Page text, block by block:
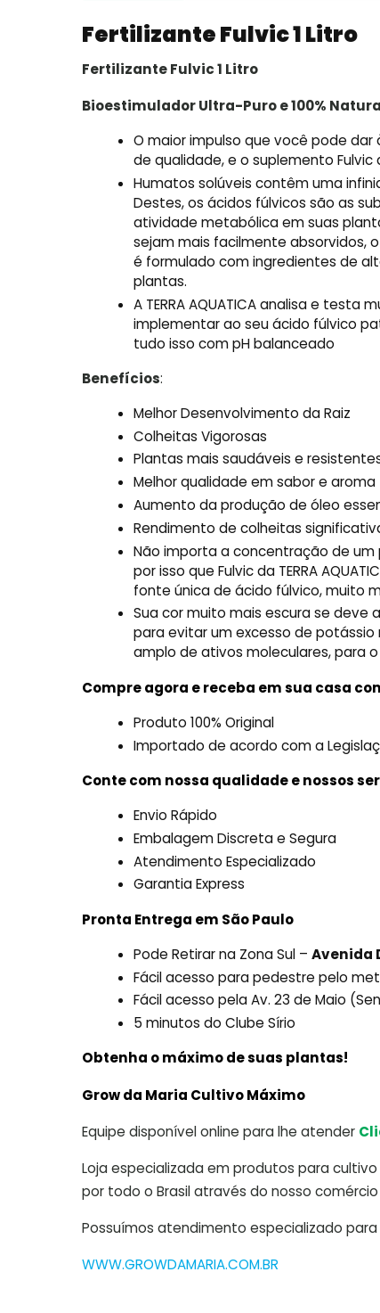
Fertilizante Fulvic 1 Litro
Fertilizante Fulvic 1 Litro
Bioestimulador Ultra-Puro e 100%
O maior impulso que você pode
de qualidade, e o suplemento Fulvic
Humatos solúveis contêm uma
Destes, os ácidos fúlvicos são as
atividade metabólica em suas
sejam mais facilmente absorvidos, o
é formulado com ingredientes de
plantas.
A TERRA AQUATICA analisa e
implementar ao seu ácido fúlvico
tudo isso com pH balanceado
Benefícios:
Melhor Desenvolvimento da Raiz
Colheitas Vigorosas
Plantas mais saudáveis e
Melhor qualidade em sabor e aroma
Aumento da produção de óleo
Rendimento de colheitas
Não importa a concentração de
por isso que Fulvic da TERRA
fonte única de ácido fúlvico, muito
Sua cor muito mais escura se
para evitar um excesso de potássio
amplo de ativos moleculares, para
Compre agora e receba em sua casa
Produto 100% Original
Importado de acordo com a
Conte com nossa qualidade e nossos
Envio Rápido
Embalagem Discreta e Segura
Atendimento Especializado
Garantia Express
Pronta Entrega em São Paulo
Pode Retirar na Zona Sul –Avenida
Fácil acesso para pedestre pelo
Fácil acesso pela Av. 23 de Maio
5 minutos do Clube Sírio
Obtenha o máximo de suas plantas!
Grow da Maria Cultivo Máximo
Equipe disponível online para lhe atender
Loja especializada em produtos para
por todo o Brasil através do nosso
Possuímos atendimento especializado
WWW.GROWDAMARIA.COM.BR